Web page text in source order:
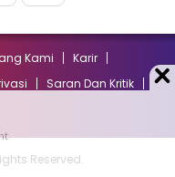
Kami
Karir
Saran Dan Kritik
Reserved.